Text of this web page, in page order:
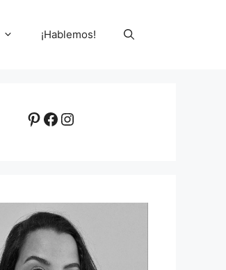
¡Hablemos!
Pinterest
Facebook
Instagram